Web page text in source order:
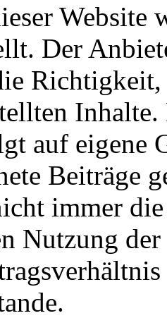
Website
Der
auf eigene
Beiträge
immer
Nutzung